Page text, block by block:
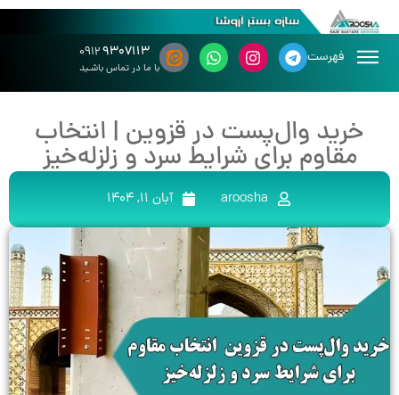
فهرست ۹۳۰۷۱۱۳۰۹۱۲
با ما در تماس باشـید
خرید وال‌پست در قزوین | انتخاب
مقاوم برای شرایط سرد و زلزله‌خیز
aroosha آبان 11, 1404